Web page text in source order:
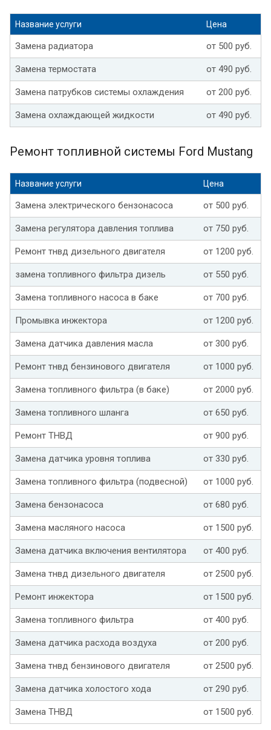
Название услуги Цена
Замена радиатора от 500 руб.
Замена термостата от 490 руб.
Замена патрубков системы охлаждения от 200 руб.
Замена охлаждающей жидкости от 490 руб.
Ремонт топливной системы Ford Mustang
Название услуги Цена
Замена электрического бензонасоса от 500 руб.
Замена регулятора давления топлива от 750 руб.
Ремонт тнвд дизельного двигателя от 1200 руб.
замена топливного фильтра дизель от 550 руб.
Замена топливного насоса в баке от 700 руб.
Промывка инжектора от 1200 руб.
Замена датчика давления масла от 300 руб.
Ремонт тнвд бензинового двигателя от 1000 руб.
Замена топливного фильтра (в баке) от 2000 руб.
Замена топливного шланга от 650 руб.
Ремонт ТНВД от 900 руб.
Замена датчика уровня топлива от 330 руб.
Замена топливного фильтра (подвесной) от 1000 руб.
Замена бензонасоса от 680 руб.
Замена масляного насоса от 1500 руб.
Замена датчика включения вентилятора от 400 руб.
Замена тнвд дизельного двигателя от 2500 руб.
Ремонт инжектора от 1500 руб.
Замена топливного фильтра от 400 руб.
Замена датчика расхода воздуха от 200 руб.
Замена тнвд бензинового двигателя от 2500 руб.
Замена датчика холостого хода от 290 руб.
Замена ТНВД от 1500 руб.